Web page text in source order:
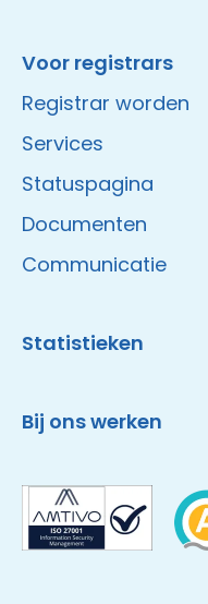
Voor registrars
Registrar worden
Services
Statuspagina
Documenten
Communicatie
Statistieken
Bij ons werken